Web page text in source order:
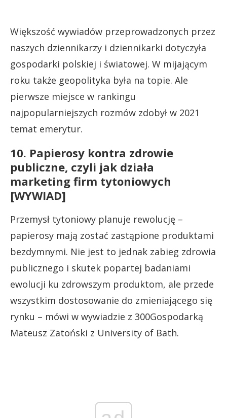
Większość wywiadów przeprowadzonych przez
naszych dziennikarzy i dziennikarki dotyczyła
gospodarki polskiej i światowej. W mijającym
roku także geopolityka była na topie. Ale
pierwsze miejsce w rankingu
najpopularniejszych rozmów zdobył w 2021
temat emerytur.
10. Papierosy kontra zdrowie
publiczne, czyli jak działa
marketing firm tytoniowych
[WYWIAD]
Przemysł tytoniowy planuje rewolucję –
papierosy mają zostać zastąpione produktami
bezdymnymi. Nie jest to jednak zabieg zdrowia
publicznego i skutek popartej badaniami
ewolucji ku zdrowszym produktom, ale przede
wszystkim dostosowanie do zmieniającego się
rynku – mówi w wywiadzie z 300Gospodarką
Mateusz Zatoński z University of Bath.